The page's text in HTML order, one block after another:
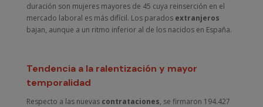
duración son mujeres mayores de 45 cuya reinserción en el
mercado laboral es más difícil. Los parados extranjeros
bajan, aunque a un ritmo inferior al de los nacidos en España.
Tendencia a la ralentización y mayor
temporalidad
Respecto a las nuevas contrataciones, se firmaron 194.427